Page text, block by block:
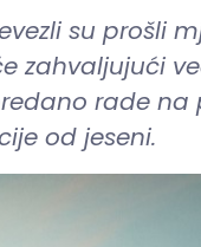
su prošli
zahvaljujući
rade
od jeseni.